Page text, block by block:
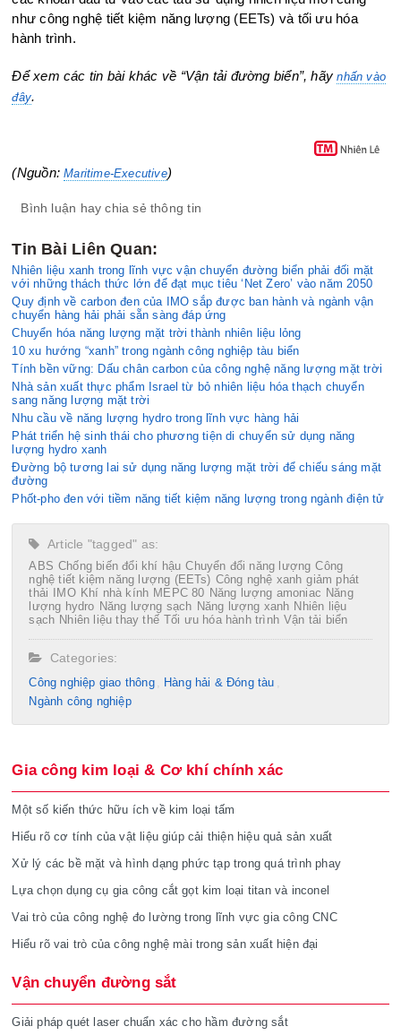
như công nghệ tiết kiệm năng lượng (EETs) và tối ưu hóa
hành trình.
Để xem các tin bài khác về “Vận tải đường biển”, hãynhấn vào
đây.
(Nguồn:Maritime-Executive)
Bình luận hay chia sẻ thông tin
Tin Bài Liên Quan:
Nhiên liệu xanh trong lĩnh vực vận chuyển đường biển phải đối mặt
với những thách thức lớn để đạt mục tiêu ‘Net Zero’ vào năm 2050
Quy định về carbon đen của IMO sắp được ban hành và ngành vận
chuyển hàng hải phải sẵn sàng đáp ứng
Chuyển hóa năng lượng mặt trời thành nhiên liệu lỏng
10 xu hướng “xanh” trong ngành công nghiệp tàu biển
Tính bền vững: Dấu chân carbon của công nghệ năng lượng mặt trời
Nhà sản xuất thực phẩm Israel từ bỏ nhiên liệu hóa thạch chuyển
sang năng lượng mặt trời
Nhu cầu về năng lượng hydro trong lĩnh vực hàng hải
Phát triển hệ sinh thái cho phương tiện di chuyển sử dụng năng
lượng hydro xanh
Đường bộ tương lai sử dụng năng lượng mặt trời để chiếu sáng mặt
đường
Phốt-pho đen với tiềm năng tiết kiệm năng lượng trong ngành điện tử
Article "tagged" as:
ABS Chống biến đổi khí hậu Chuyển đổi năng lượng Công
nghệ tiết kiệm năng lượng (EETs) Công nghệ xanh giảm phát
thải
IMO Khí nhà kính MEPC 80 Năng lượng amoniac Năng
lượng hydro Năng lượng sạch Năng lượng xanh Nhiên liệu
sạch Nhiên liệu thay thế Tối ưu hóa hành trình Vận tải biển
Categories:
Công nghiệp giao thông
Hàng hải & Đóng tàu
Ngành công nghiệp
Gia công kim loại & Cơ khí chính xác
Một số kiến thức hữu ích về kim loại tấm
Hiểu rõ cơ tính của vật liệu giúp cải thiện hiệu quả sản xuất
Xử lý các bề mặt và hình dạng phức tạp trong quá trình phay
Lựa chọn dụng cụ gia công cắt gọt kim loại titan và inconel
Vai trò của công nghệ đo lường trong lĩnh vực gia công CNC
Hiểu rõ vai trò của công nghệ mài trong sản xuất hiện đại
Vận chuyển đường sắt
Giải pháp quét laser chuẩn xác cho hầm đường sắt